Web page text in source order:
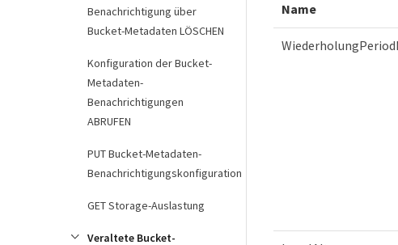
Benachrichtigung über
Bucket-Metadaten LÖSCHEN
Konfiguration der Bucket-
Metadaten-
Benachrichtigungen
ABRUFEN
PUT Bucket-Metadaten-
Benachrichtigungskonfiguration
GET Storage-Auslastung
Veraltete Bucket-
Name